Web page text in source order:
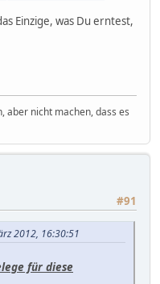
Einzige, was Du erntest,
aber nicht machen, dass es
#91
2012, 16:30:51
für diese